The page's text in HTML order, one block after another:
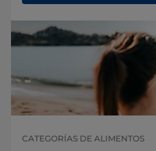
CATEGORÍAS DE ALIMENTOS